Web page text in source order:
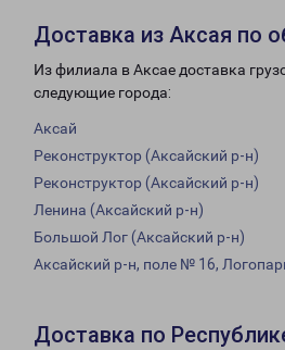
Доставка из Аксая по
Из филиала в Аксае доставка
следующие города:
Аксай
Реконструктор (Аксайский р-н)
Реконструктор (Аксайский р-н)
Ленина (Аксайский р-н)
Большой Лог (Аксайский р-н)
Аксайский р-н, поле № 16,
Доставка по